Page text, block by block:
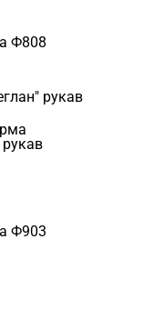
Ф808
Ф903